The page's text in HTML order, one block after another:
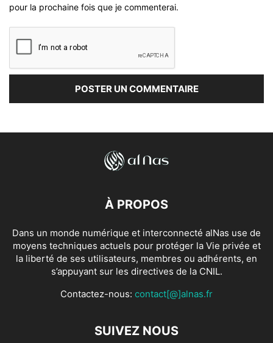
pour la prochaine fois que je commenterai.
À PROPOS
Dans un monde numérique et interconnecté alNas use de
moyens techniques actuels pour protéger la Vie privée et
la liberté de ses utilisateurs, membres ou adhérents, en
s’appuyant sur les directives de la CNIL.
Contactez-nous: contact[@]alnas.fr
SUIVEZ NOUS